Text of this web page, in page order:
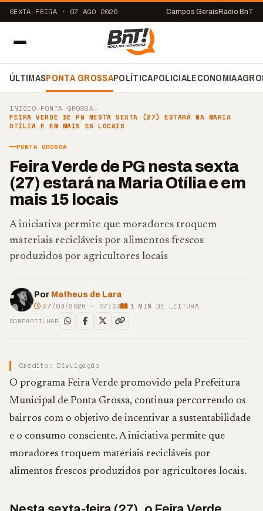
SEXTA-FEIRA · 07 AGO 2026 Campos Gerais Rádio BnT
ÚLTIMASPONTA GROSSAPOLÍTICAPOLICIALECONOMIA
INÍCIO›PONTA GROSSA›
FEIRA VERDE DE PG NESTA SEXTA (27) ESTARÁ NA MARIA
OTÍLIA E EM MAIS 15 LOCAIS
PONTA GROSSA
Feira Verde de PG nesta sexta
(27) estará na Maria Otília e em
mais 15 locais
A iniciativa permite que moradores troquem
materiais recicláveis por alimentos frescos
produzidos por agricultores locais
Por Matheus de Lara
27/03/2026 · 07:03 1 MIN DE LEITURA
COMPARTILHAR
Crédito: Divulgação
O programa Feira Verde promovido pela Prefeitura
Municipal de Ponta Grossa, continua percorrendo os
bairros com o objetivo de incentivar a sustentabilidade
e o consumo consciente. A iniciativa permite que
moradores troquem materiais recicláveis por
alimentos frescos produzidos por agricultores locais.